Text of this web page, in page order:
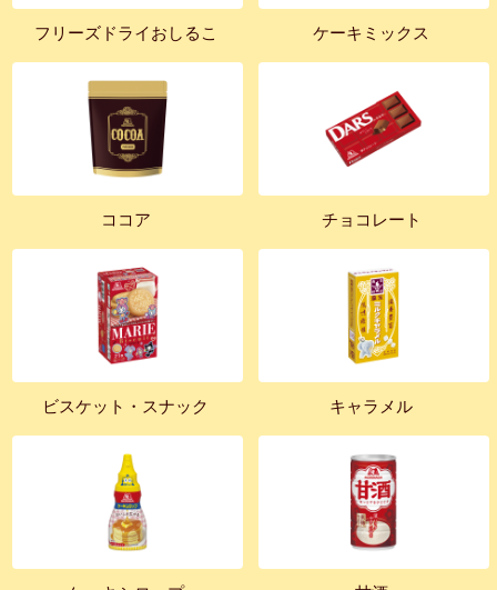
フリーズドライおしるこ ケーキミックス
ココア チョコレート
ビスケット・スナック キャラメル